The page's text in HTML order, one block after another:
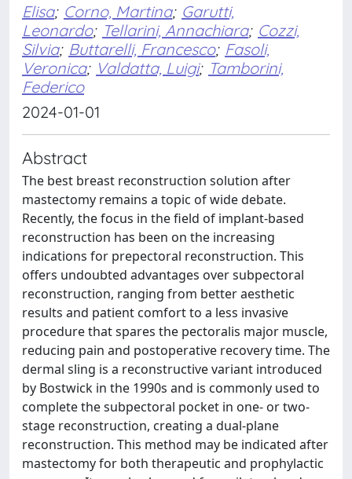
Elisa; Corno, Martina; Garutti,
Leonardo; Tellarini, Annachiara; Cozzi,
Silvia; Buttarelli, Francesco; Fasoli,
Veronica; Valdatta, Luigi; Tamborini,
Federico
2024-01-01
Abstract
The best breast reconstruction solution after
mastectomy remains a topic of wide debate.
Recently, the focus in the field of implant-based
reconstruction has been on the increasing
indications for prepectoral reconstruction. This
offers undoubted advantages over subpectoral
reconstruction, ranging from better aesthetic
results and patient comfort to a less invasive
procedure that spares the pectoralis major muscle,
reducing pain and postoperative recovery time. The
dermal sling is a reconstructive variant introduced
by Bostwick in the 1990s and is commonly used to
complete the subpectoral pocket in one- or two-
stage reconstruction, creating a dual-plane
reconstruction. This method may be indicated after
mastectomy for both therapeutic and prophylactic